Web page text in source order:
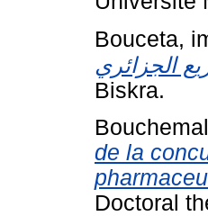
Bouceta,
Biskra.
de la
Doctoral